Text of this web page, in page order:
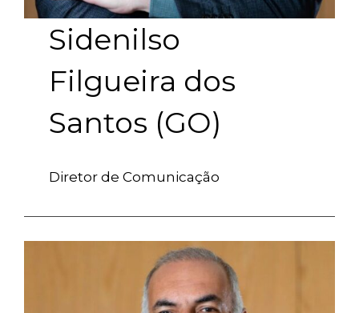
Sidenilso
Filgueira dos
Santos (GO)
Diretor de Comunicação